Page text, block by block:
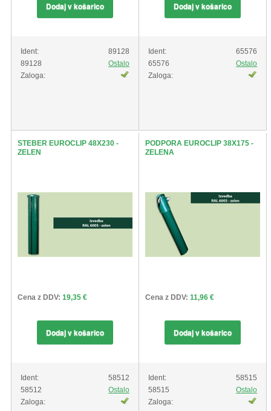
Dodaj v košarico
Ident:
89128
89128
Ostalo
Zaloga:
Dodaj v košarico
Ident:
65576
65576
Ostalo
Zaloga:
STEBER EUROCLIP 48X230 -
ZELEN
Cena z DDV: 19,35 €
Dodaj v košarico
Ident:
58512
58512
Ostalo
Zaloga:
PODPORA EUROCLIP 38X175 -
ZELENA
Cena z DDV: 11,96 €
Dodaj v košarico
Ident:
58515
58515
Ostalo
Zaloga: